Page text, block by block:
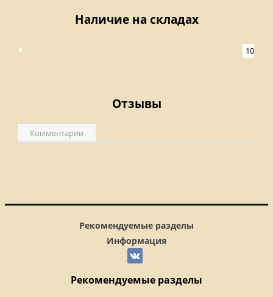
Наличие на складах
10
Отзывы
Комментарии
Рекомендуемые разделы
Информация
Рекомендуемые разделы